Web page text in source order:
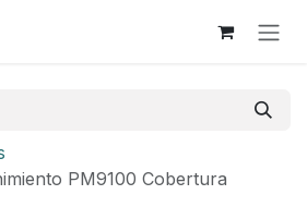
PM9100 Cobertura